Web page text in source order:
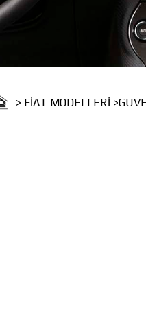
> FİAT MODELLERİ